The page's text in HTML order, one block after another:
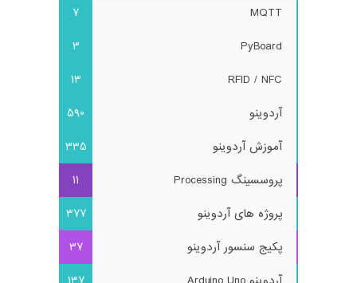
MQTT
7
PyBoard
3
RFID / NFC
13
آردوینو
590
آموزش آردوینو
335
پروسسینگ Processing
11
پروژه های آردوینو
377
پکیج سنسور آردوینو
37